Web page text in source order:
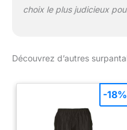
choix le plus judicieux
Découvrez d’autres
-18%